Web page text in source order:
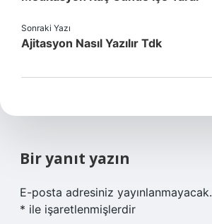
Sonraki Yazı
Ajitasyon Nasıl Yazılır Tdk
Bir yanıt yazın
E-posta adresiniz yayınlanmayacak.
* ile işaretlenmişlerdir